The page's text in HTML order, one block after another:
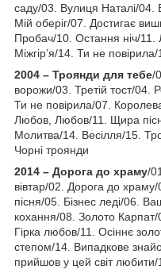
саду/03. Вулиця Наталі/04.
Мій оберіг/07. Достигає
Пробач/10. Остання ніч/
Міжгір’я/14. Ти не
2004 – Троянди для тебе/
ворожи/03. Третій тост/04.
Ти не повірила/07.
Любов, Любов/11. Щира
Молитва/14. Весілля/15.
Чорні троянди
2014 – Дорога до храму/
вівтар/02. Дорога до храму/
пісня/05. Бізнес леді/06.
кохання/08. Золото
Гірка любов/11. Осіннє
степом/14. Випадкове
прийшов у цей світ